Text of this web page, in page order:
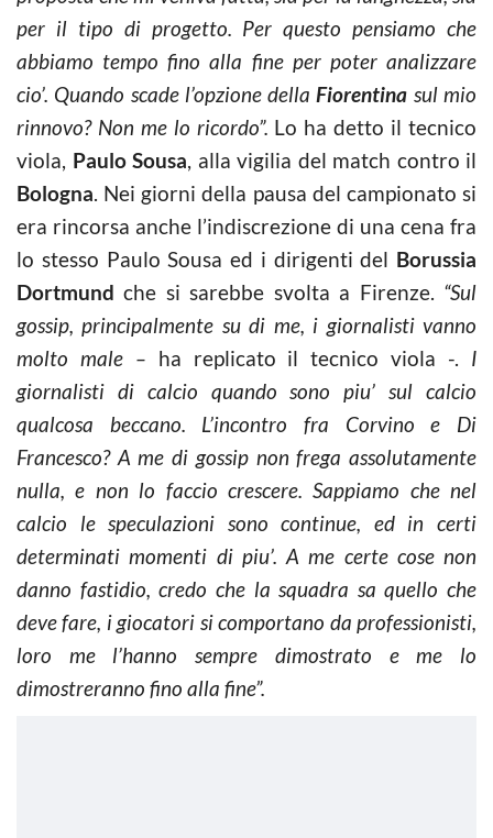
per il tipo di progetto. Per questo pensiamo che
abbiamo tempo fino alla fine per poter analizzare
cio’. Quando scade l’opzione dellaFiorentina sul mio
rinnovo? Non me lo ricordo”. Lo ha detto il tecnico
viola, Paulo Sousa, alla vigilia del match contro il
Bologna. Nei giorni della pausa del campionato si
era rincorsa anche l’indiscrezione di una cena fra
lo stesso Paulo Sousa ed i dirigenti del Borussia
Dortmund che si sarebbe svolta a Firenze. “Sul
gossip, principalmente su di me, i giornalisti vanno
molto male – ha replicato il tecnico viola -. I
giornalisti di calcio quando sono piu’ sul calcio
qualcosa beccano. L’incontro fra Corvino e Di
Francesco? A me di gossip non frega assolutamente
nulla, e non lo faccio crescere. Sappiamo che nel
calcio le speculazioni sono continue, ed in certi
determinati momenti di piu’. A me certe cose non
danno fastidio, credo che la squadra sa quello che
deve fare, i giocatori si comportano da professionisti,
loro me l’hanno sempre dimostrato e me lo
dimostreranno fino alla fine”.